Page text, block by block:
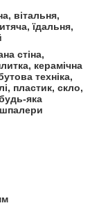
вітальня,
їдальня,
стіна,
керамічна
техніка,
пластик, скло,
яка